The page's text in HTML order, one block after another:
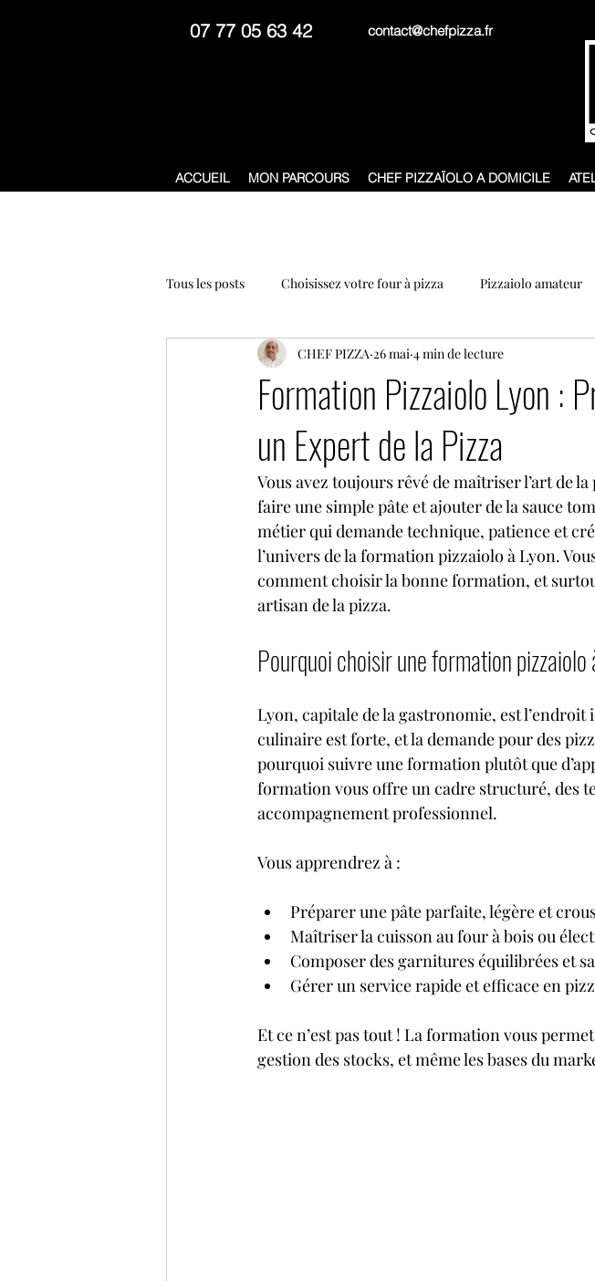
contact@chefpizza.fr
07 77 05 63 42
ACCUEIL MON PARCOURS CHEF PIZZAÏOLO A DOMICILE
Tous les posts Choisissez votre four à pizza Pizzaiolo amateur
traiteur événementiel à Lyon
Formation Pizzaiolo Lyon :
un Expert de la Pizza
CHEF PIZZA 26 mai 4 min de lecture
Vous avez toujours rêvé de maîtriser l’art de
faire une simple pâte et ajouter de la sauce
métier qui demande technique, patience et
l’univers de la formation pizzaiolo à Lyon.
comment choisir la bonne formation, et
artisan de la pizza.
Pourquoi choisir une formation pizzaiolo
Lyon, capitale de la gastronomie, est
culinaire est forte, et la demande pour des
pourquoi suivre une formation plutôt que
formation vous offre un cadre structuré, des
accompagnement professionnel.
Vous apprendrez à :
Préparer une pâte parfaite, légère et
Maîtriser la cuisson au four à bois ou
Composer des garnitures équilibrées et
Gérer un service rapide et efficace en
Et ce n’est pas tout ! La formation vous
gestion des stocks, et même les bases du